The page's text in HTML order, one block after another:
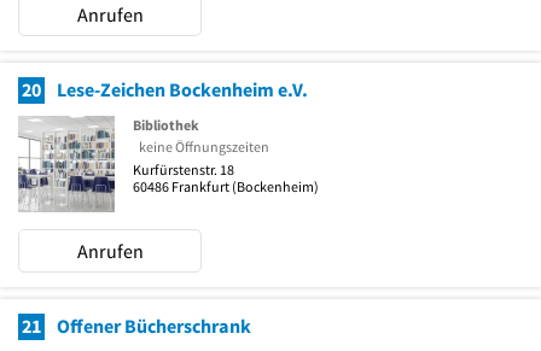
Anrufen
20 Lese-Zeichen Bockenheim e.V.
Bibliothek
keine Öffnungszeiten
Kurfürstenstr. 18
60486 Frankfurt (Bockenheim)
Anrufen
21 Offener Bücherschrank